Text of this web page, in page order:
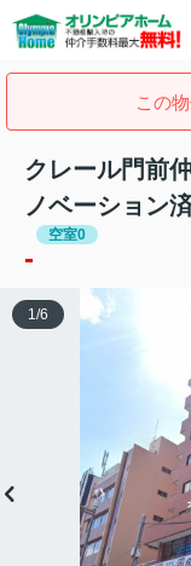
この
クレール門
ノベーション
空室0
-
1/6